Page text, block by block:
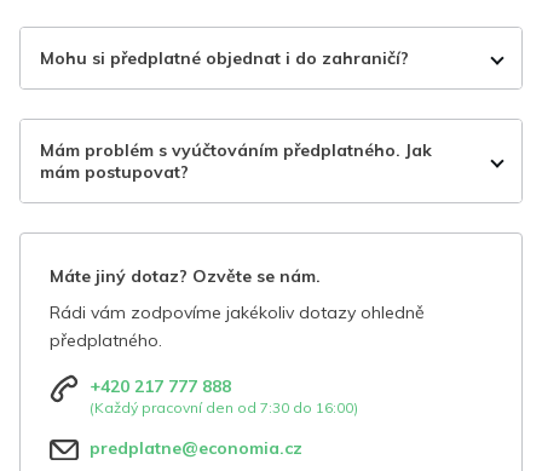
Mohu si předplatné objednat i do zahraničí?
Mám problém s vyúčtováním předplatného. Jak
mám postupovat?
Máte jiný dotaz? Ozvěte se nám.
Rádi vám zodpovíme jakékoliv dotazy ohledně
předplatného.
+420 217 777 888
(Každý pracovní den od 7:30 do 16:00)
predplatne@economia.cz